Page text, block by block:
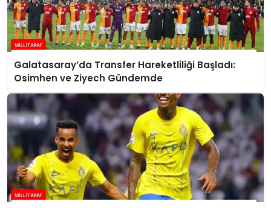
Galatasaray’da Transfer Hareketliliği Başladı:
Osimhen ve Ziyech Gündemde